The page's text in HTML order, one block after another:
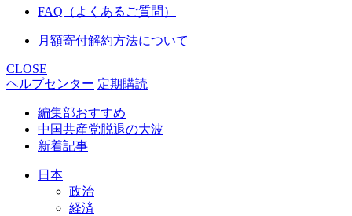
FAQ（よくあるご質問）
月額寄付解約方法について
CLOSE
ヘルプセンター 定期購読
編集部おすすめ
中国共産党脱退の大波
新着記事
日本
政治
経済